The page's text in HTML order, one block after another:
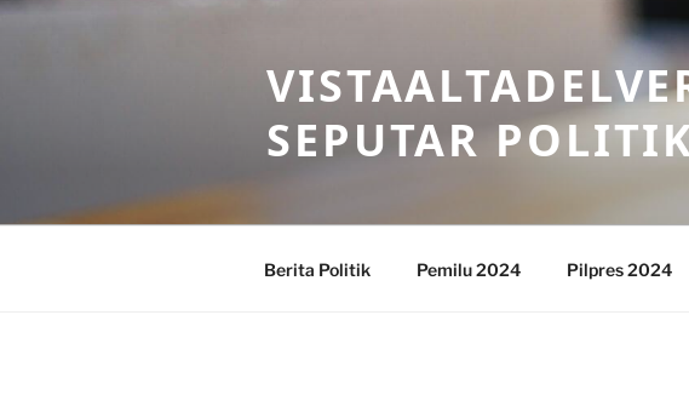
Skip
SEPUTAR
Berita Politik Pemilu 2024 Pilpres 2024